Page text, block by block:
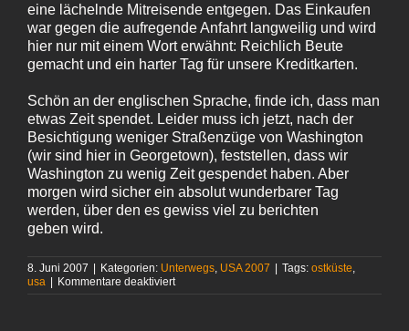
eine lächelnde Mitreisende entgegen. Das Einkaufen
war gegen die aufregende Anfahrt langweilig und wird
hier nur mit einem Wort erwähnt: Reichlich Beute
gemacht und ein harter Tag für unsere Kreditkarten.
Schön an der englischen Sprache, finde ich, dass man
etwas Zeit spendet. Leider muss ich jetzt, nach der
Besichtigung weniger Straßenzüge von Washington
(wir sind hier in Georgetown), feststellen, dass wir
Washington zu wenig Zeit gespendet haben. Aber
morgen wird sicher ein absolut wunderbarer Tag
werden, über den es gewiss viel zu berichten
geben wird.
8. Juni 2007 | Kategorien: Unterwegs USA 2007 | Tags: ostküste
usa | Kommentare deaktiviertfür